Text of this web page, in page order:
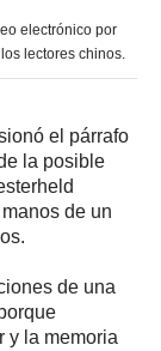
electrónico por
lectores chinos.
el párrafo
la posible
de un
de una
y la memoria